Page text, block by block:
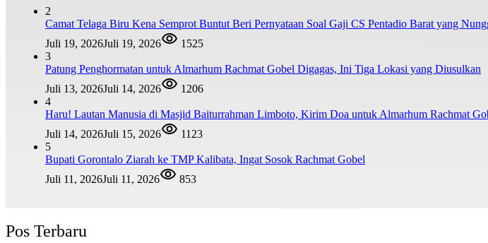
2
Camat Telaga Biru Kena Semprot Buntut Beri Pernyataan Soal Gaji CS Pentadio Barat yang
Juli 19, 2026Juli 19, 2026
1525
3
Patung Penghormatan untuk Almarhum Rachmat Gobel Digagas, Ini Tiga Lokasi yang Diusulkan
Juli 13, 2026Juli 14, 2026
1206
4
Haru! Lautan Manusia di Masjid Baiturrahman Limboto, Kirim Doa untuk Almarhum Rachmat
Juli 14, 2026Juli 15, 2026
1123
5
Bupati Gorontalo Ziarah ke TMP Kalibata, Ingat Sosok Rachmat Gobel
Juli 11, 2026Juli 11, 2026 853
Pos Terbaru